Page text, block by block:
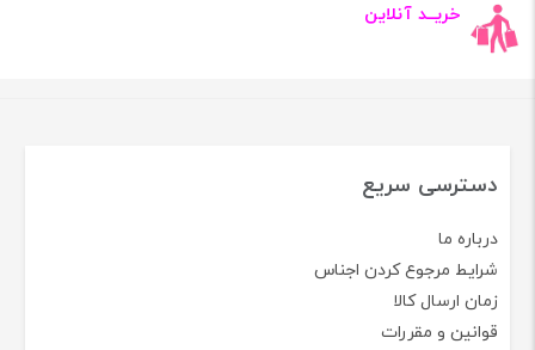
خریــد آنلاین
دسترسی سریع
درباره ما
شرایط مرجوع کردن اجناس
زمان ارسال کالا
قوانین و مقررات